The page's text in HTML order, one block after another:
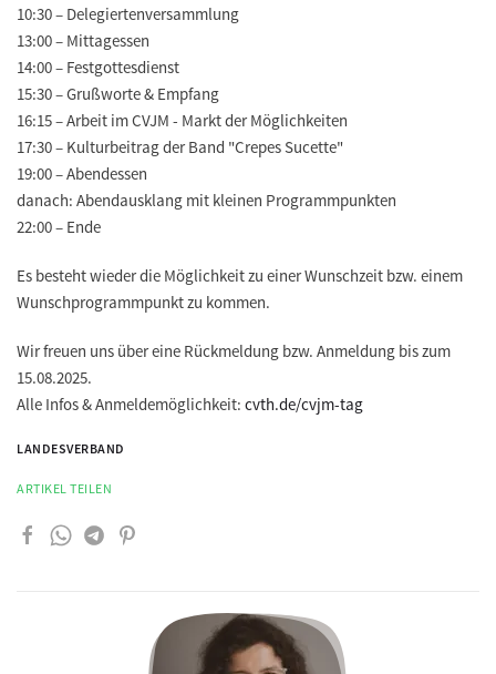
10:30 – Delegiertenversammlung
13:00 – Mittagessen
14:00 – Festgottesdienst
15:30 – Grußworte & Empfang
16:15 – Arbeit im CVJM - Markt der Möglichkeiten
17:30 – Kulturbeitrag der Band "Crepes Sucette"
19:00 – Abendessen
danach: Abendausklang mit kleinen Programmpunkten
22:00 – Ende
Es besteht wieder die Möglichkeit zu einer Wunschzeit bzw. einem
Wunschprogrammpunkt zu kommen.
Wir freuen uns über eine Rückmeldung bzw. Anmeldung bis zum
15.08.2025.
Alle Infos & Anmeldemöglichkeit: cvth.de/cvjm-tag
LANDESVERBAND
ARTIKEL TEILEN